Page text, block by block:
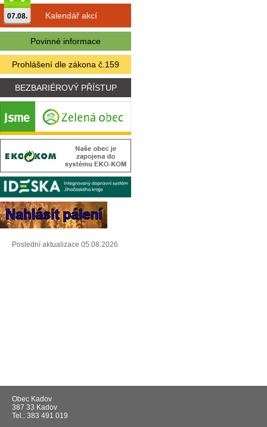
07.08. Kalendář akcí
Povinné informace
Prohlášení dle zákona č.159
BEZBARIÉROVÝ PŘÍSTUP
Poslední aktualizace 05.08.2026
Obec Kadov
387 33 Kadov
Tel.: 383 491 019